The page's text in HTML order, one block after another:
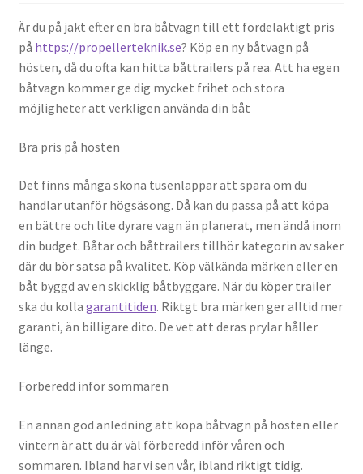
Ta hjälp av kontorsstädning som pensionär
Tänk på bärighet
Viktiga tips innan du börjar bygga altan
Webbyrå Göteborg | Vad krävs av en hemsida?
Är du på jakt efter en bra båtvagn till ett fördelaktigt pris
på https://propellerteknik.se? Köp en ny båtvagn på
hösten, då du ofta kan hitta båttrailers på rea. Att ha egen
båtvagn kommer ge dig mycket frihet och stora
möjligheter att verkligen använda din båt
Bra pris på hösten
Det finns många sköna tusenlappar att spara om du
handlar utanför högsäsong. Då kan du passa på att köpa
en bättre och lite dyrare vagn än planerat, men ändå inom
din budget. Båtar och båttrailers tillhör kategorin av saker
där du bör satsa på kvalitet. Köp välkända märken eller en
båt byggd av en skicklig båtbyggare. När du köper trailer
ska du kolla garantitiden. Riktgt bra märken ger alltid mer
garanti, än billigare dito. De vet att deras prylar håller
länge.
Förberedd inför sommaren
En annan god anledning att köpa båtvagn på hösten eller
vintern är att du är väl förberedd inför våren och
sommaren. Ibland har vi sen vår, ibland riktigt tidig.